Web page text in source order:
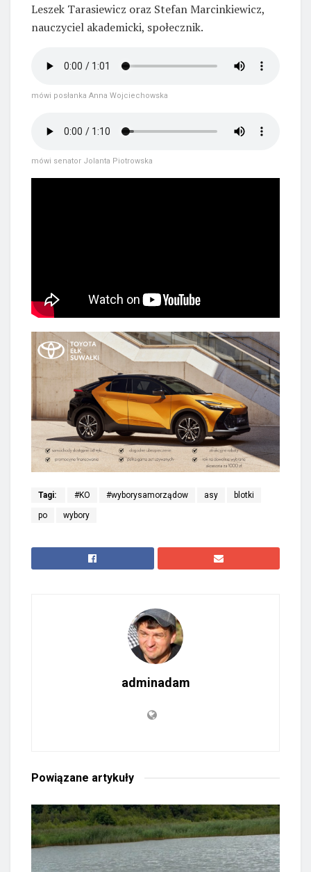
Leszek Tarasiewicz oraz Stefan Marcinkiewicz,
nauczyciel akademicki, społecznik.
mówi posłanka Anna Wojciechowska
mówi senator Jolanta Piotrowska
Tagi: #KO #wyborysamorządow asy blotki
po wybory
adminadam
Powiązane artykuły